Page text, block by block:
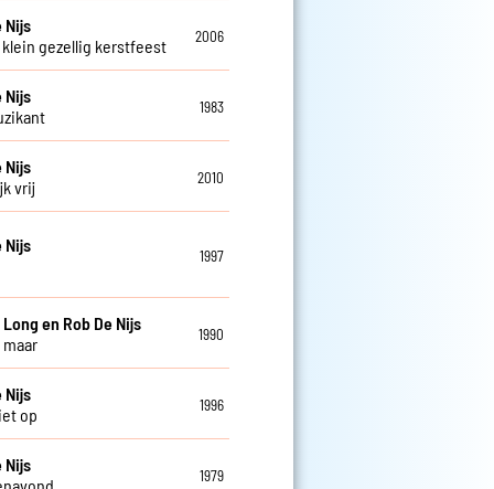
Nijs
gezellig kerstfeest
2006
Nijs
1983
Nijs
vrij
2010
Nijs
1997
en Rob De Nijs
maar
1990
Nijs
op
1996
Nijs
1979